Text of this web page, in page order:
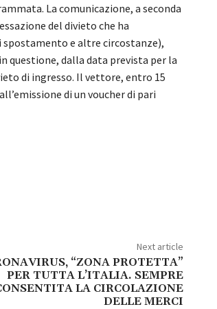
La comunicazione, a seconda
del divieto che ha
e altre circostanze),
questione, dalla data prevista per la
di ingresso. Il vettore, entro 15
di un voucher di pari
Next article
“ZONA PROTETTA”
PER TUTTA L’ITALIA. SEMPRE
LA CIRCOLAZIONE
DELLE MERCI